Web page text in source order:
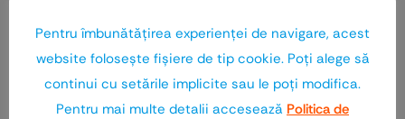
Pentru îmbunătăţirea experienţei de navigare, acest
website foloseşte fişiere de tip cookie. Poţi alege să
continui cu setările implicite sau le poţi modifica.
Pentru mai multe detalii accesează Politica de